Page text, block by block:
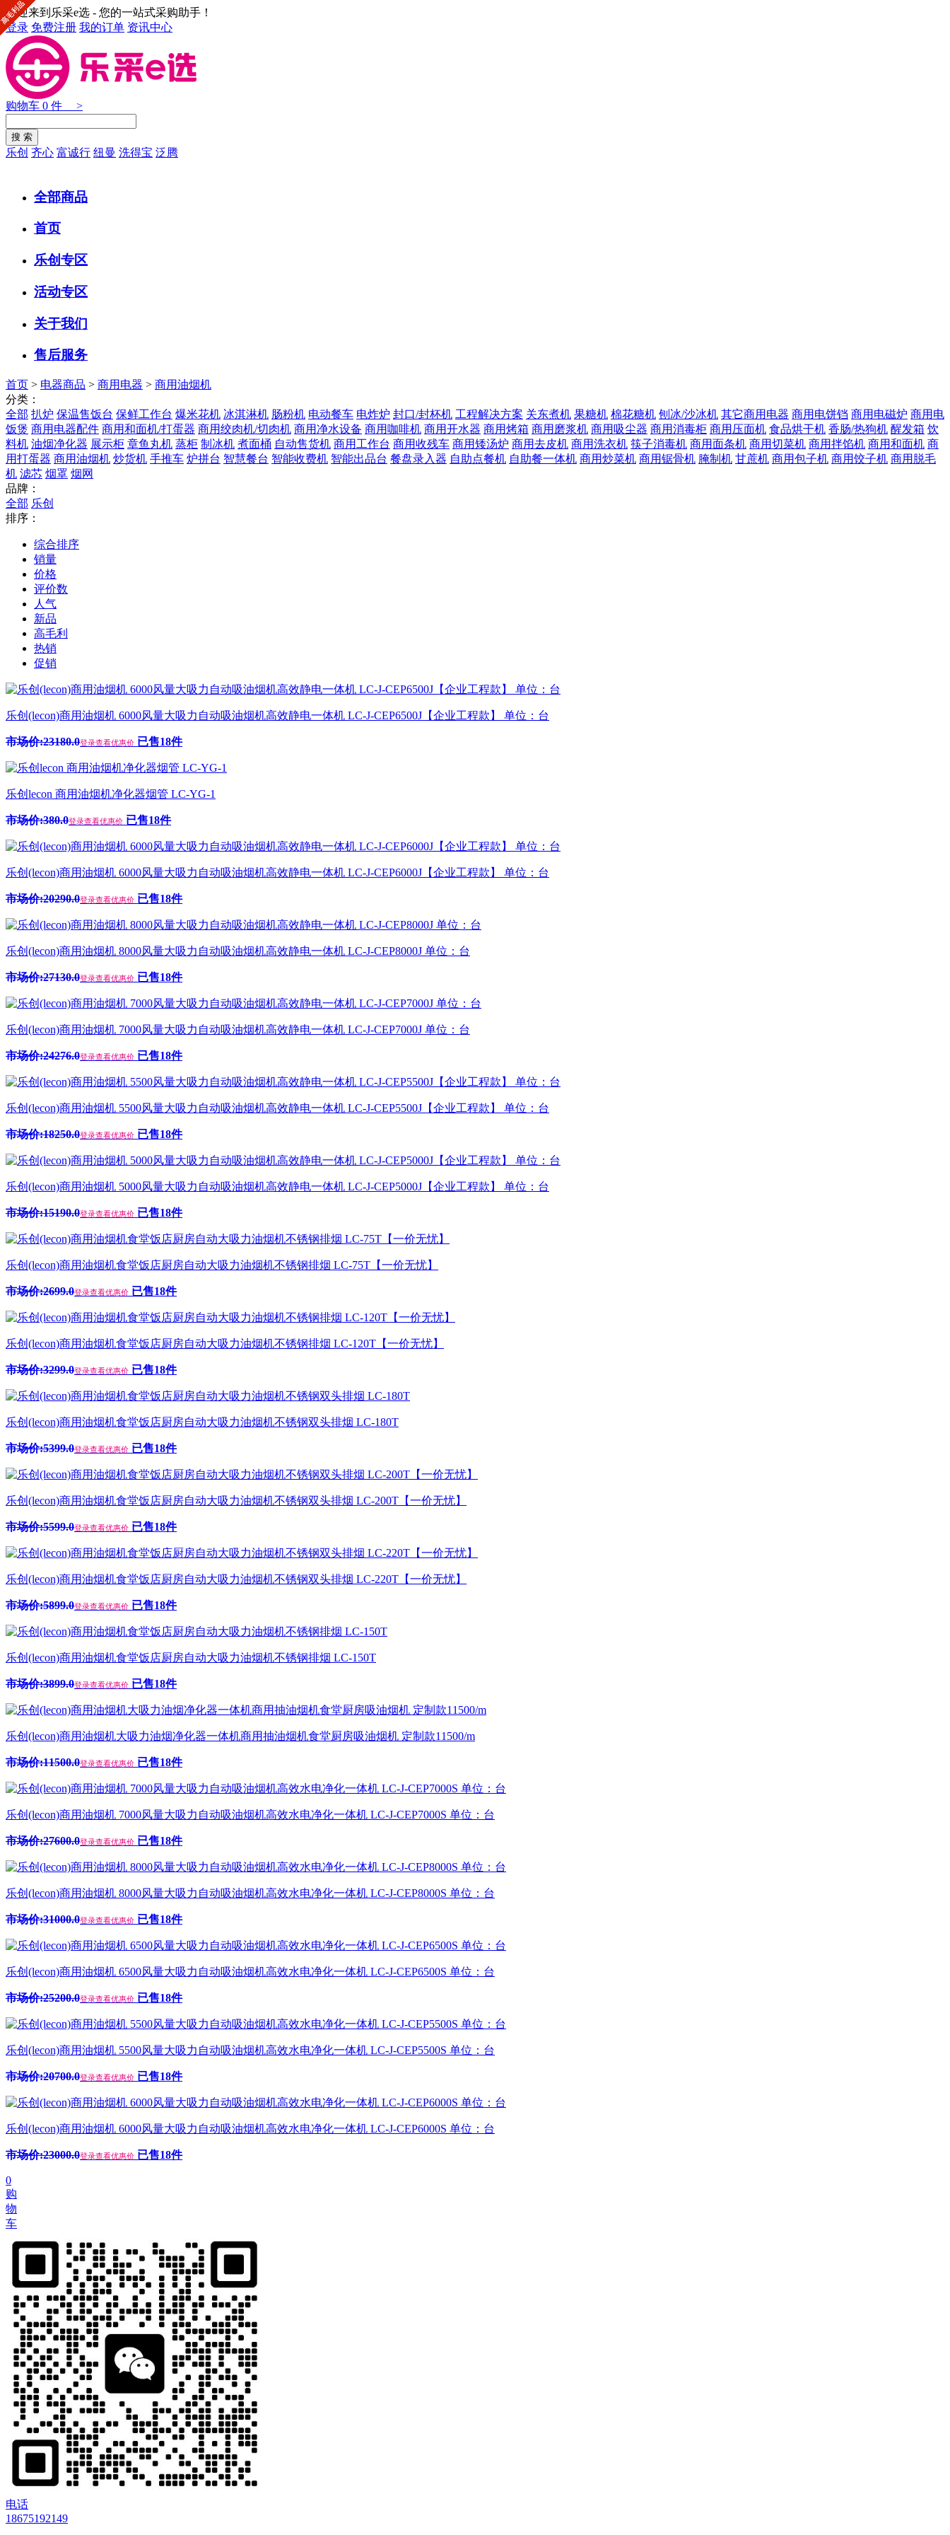
欢迎来到乐采e选 - 您的一站式采购助手！
登录 免费注册 我的订单 资讯中心
购物车 0 件 >
乐创 齐心 富诚行 纽曼 洗得宝 泛腾
全部商品
首页
乐创专区
活动专区
关于我们
售后服务
首页 > 电器商品 > 商用电器 > 商用油烟机
分类：
全部 扒炉 保温售饭台 保鲜工作台 爆米花机 冰淇淋机 肠粉机 电动餐车 电炸炉 封口/封杯机 工程解决方案 关东煮机 果糖机 棉花糖机 刨冰/沙冰机 其它商用电器 商用电饼铛 商用电磁炉 商用电
饭煲 商用电器配件 商用和面机/打蛋器 商用绞肉机/切肉机 商用净水设备 商用咖啡机 商用开水器 商用烤箱 商用磨浆机 商用吸尘器 商用消毒柜 商用压面机 食品烘干机 香肠/热狗机 醒发箱 饮
料机 油烟净化器 展示柜 章鱼丸机 蒸柜 制冰机 煮面桶 自动售货机 商用工作台 商用收残车 商用矮汤炉 商用去皮机 商用洗衣机 筷子消毒机 商用面条机 商用切菜机 商用拌馅机 商用和面机 商
用打蛋器 商用油烟机 炒货机 手推车 炉拼台 智慧餐台 智能收费机 智能出品台 餐盘录入器 自助点餐机 自助餐一体机 商用炒菜机 商用锯骨机 腌制机 甘蔗机 商用包子机 商用饺子机 商用脱毛
机 滤芯 烟罩 烟网
品牌：
全部 乐创
排序：
综合排序
销量
价格
评价数
人气
新品
高毛利
热销
促销
乐创(lecon)商用油烟机 6000风量大吸力自动吸油烟机高效静电一体机 LC-J-CEP6500J【企业工程款】 单位：台
市场价:23180.0登录查看优惠价 已售18件
乐创lecon 商用油烟机净化器烟管 LC-YG-1
市场价:380.0登录查看优惠价 已售18件
乐创(lecon)商用油烟机 6000风量大吸力自动吸油烟机高效静电一体机 LC-J-CEP6000J【企业工程款】 单位：台
市场价:20290.0登录查看优惠价 已售18件
乐创(lecon)商用油烟机 8000风量大吸力自动吸油烟机高效静电一体机 LC-J-CEP8000J 单位：台
市场价:27130.0登录查看优惠价 已售18件
乐创(lecon)商用油烟机 7000风量大吸力自动吸油烟机高效静电一体机 LC-J-CEP7000J 单位：台
市场价:24276.0登录查看优惠价 已售18件
乐创(lecon)商用油烟机 5500风量大吸力自动吸油烟机高效静电一体机 LC-J-CEP5500J【企业工程款】 单位：台
市场价:18250.0登录查看优惠价 已售18件
乐创(lecon)商用油烟机 5000风量大吸力自动吸油烟机高效静电一体机 LC-J-CEP5000J【企业工程款】 单位：台
市场价:15190.0登录查看优惠价 已售18件
乐创(lecon)商用油烟机食堂饭店厨房自动大吸力油烟机不锈钢排烟 LC-75T【一价无忧】
市场价:2699.0登录查看优惠价 已售18件
乐创(lecon)商用油烟机食堂饭店厨房自动大吸力油烟机不锈钢排烟 LC-120T【一价无忧】
市场价:3299.0登录查看优惠价 已售18件
乐创(lecon)商用油烟机食堂饭店厨房自动大吸力油烟机不锈钢双头排烟 LC-180T
市场价:5399.0登录查看优惠价 已售18件
乐创(lecon)商用油烟机食堂饭店厨房自动大吸力油烟机不锈钢双头排烟 LC-200T【一价无忧】
市场价:5599.0登录查看优惠价 已售18件
乐创(lecon)商用油烟机食堂饭店厨房自动大吸力油烟机不锈钢双头排烟 LC-220T【一价无忧】
市场价:5899.0登录查看优惠价 已售18件
乐创(lecon)商用油烟机食堂饭店厨房自动大吸力油烟机不锈钢排烟 LC-150T
市场价:3899.0登录查看优惠价 已售18件
乐创(lecon)商用油烟机大吸力油烟净化器一体机商用抽油烟机食堂厨房吸油烟机 定制款11500/m
市场价:11500.0登录查看优惠价 已售18件
乐创(lecon)商用油烟机 7000风量大吸力自动吸油烟机高效水电净化一体机 LC-J-CEP7000S 单位：台
市场价:27600.0登录查看优惠价 已售18件
乐创(lecon)商用油烟机 8000风量大吸力自动吸油烟机高效水电净化一体机 LC-J-CEP8000S 单位：台
市场价:31000.0登录查看优惠价 已售18件
乐创(lecon)商用油烟机 6500风量大吸力自动吸油烟机高效水电净化一体机 LC-J-CEP6500S 单位：台
市场价:25200.0登录查看优惠价 已售18件
乐创(lecon)商用油烟机 5500风量大吸力自动吸油烟机高效水电净化一体机 LC-J-CEP5500S 单位：台
市场价:20700.0登录查看优惠价 已售18件
乐创(lecon)商用油烟机 6000风量大吸力自动吸油烟机高效水电净化一体机 LC-J-CEP6000S 单位：台
市场价:23000.0登录查看优惠价 已售18件
0
购
物
车
电话
18675192149